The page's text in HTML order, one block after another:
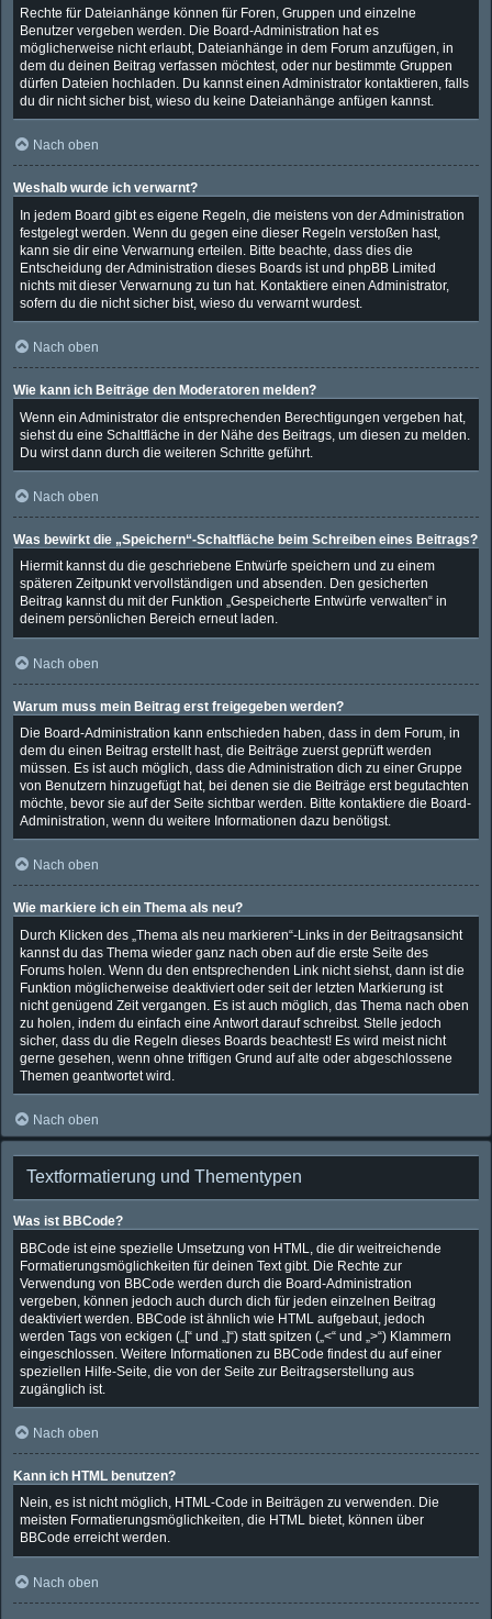
Rechte für Dateianhänge können für Foren, Gruppen und einzelne
Benutzer vergeben werden. Die Board-Administration hat es
möglicherweise nicht erlaubt, Dateianhänge in dem Forum anzufügen, in
dem du deinen Beitrag verfassen möchtest, oder nur bestimmte Gruppen
dürfen Dateien hochladen. Du kannst einen Administrator kontaktieren, falls
du dir nicht sicher bist, wieso du keine Dateianhänge anfügen kannst.
Nach oben
Weshalb wurde ich verwarnt?
In jedem Board gibt es eigene Regeln, die meistens von der Administration
festgelegt werden. Wenn du gegen eine dieser Regeln verstoßen hast,
kann sie dir eine Verwarnung erteilen. Bitte beachte, dass dies die
Entscheidung der Administration dieses Boards ist und phpBB Limited
nichts mit dieser Verwarnung zu tun hat. Kontaktiere einen Administrator,
sofern du die nicht sicher bist, wieso du verwarnt wurdest.
Nach oben
Wie kann ich Beiträge den Moderatoren melden?
Wenn ein Administrator die entsprechenden Berechtigungen vergeben hat,
siehst du eine Schaltfläche in der Nähe des Beitrags, um diesen zu melden.
Du wirst dann durch die weiteren Schritte geführt.
Nach oben
Was bewirkt die „Speichern“-Schaltfläche beim Schreiben eines Beitrags?
Hiermit kannst du die geschriebene Entwürfe speichern und zu einem
späteren Zeitpunkt vervollständigen und absenden. Den gesicherten
Beitrag kannst du mit der Funktion „Gespeicherte Entwürfe verwalten“ in
deinem persönlichen Bereich erneut laden.
Nach oben
Warum muss mein Beitrag erst freigegeben werden?
Die Board-Administration kann entschieden haben, dass in dem Forum, in
dem du einen Beitrag erstellt hast, die Beiträge zuerst geprüft werden
müssen. Es ist auch möglich, dass die Administration dich zu einer Gruppe
von Benutzern hinzugefügt hat, bei denen sie die Beiträge erst begutachten
möchte, bevor sie auf der Seite sichtbar werden. Bitte kontaktiere die Board-
Administration, wenn du weitere Informationen dazu benötigst.
Nach oben
Wie markiere ich ein Thema als neu?
Durch Klicken des „Thema als neu markieren“-Links in der Beitragsansicht
kannst du das Thema wieder ganz nach oben auf die erste Seite des
Forums holen. Wenn du den entsprechenden Link nicht siehst, dann ist die
Funktion möglicherweise deaktiviert oder seit der letzten Markierung ist
nicht genügend Zeit vergangen. Es ist auch möglich, das Thema nach oben
zu holen, indem du einfach eine Antwort darauf schreibst. Stelle jedoch
sicher, dass du die Regeln dieses Boards beachtest! Es wird meist nicht
gerne gesehen, wenn ohne triftigen Grund auf alte oder abgeschlossene
Themen geantwortet wird.
Nach oben
Textformatierung und Thementypen
Was ist BBCode?
BBCode ist eine spezielle Umsetzung von HTML, die dir weitreichende
Formatierungsmöglichkeiten für deinen Text gibt. Die Rechte zur
Verwendung von BBCode werden durch die Board-Administration
vergeben, können jedoch auch durch dich für jeden einzelnen Beitrag
deaktiviert werden. BBCode ist ähnlich wie HTML aufgebaut, jedoch
werden Tags von eckigen („[“ und „]“) statt spitzen („<“ und „>“) Klammern
eingeschlossen. Weitere Informationen zu BBCode findest du auf einer
speziellen Hilfe-Seite, die von der Seite zur Beitragserstellung aus
zugänglich ist.
Nach oben
Kann ich HTML benutzen?
Nein, es ist nicht möglich, HTML-Code in Beiträgen zu verwenden. Die
meisten Formatierungsmöglichkeiten, die HTML bietet, können über
BBCode erreicht werden.
Nach oben